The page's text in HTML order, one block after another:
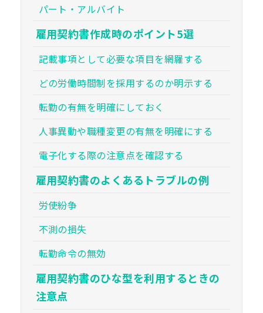
パート・アルバイト
雇用契約書作成時のポイント5選
記載事項として必要な項目を網羅する
どの労働時間制を採用するのか明示する
転勤の有無を明確にしておく
人事異動や職種変更の有無を明確にする
電子化する際の注意点を確認する
雇用契約書のよくあるトラブルの例
労使紛争
不測の損失
転勤命令の無効
雇用契約書のひな型を利用するときの
注意点